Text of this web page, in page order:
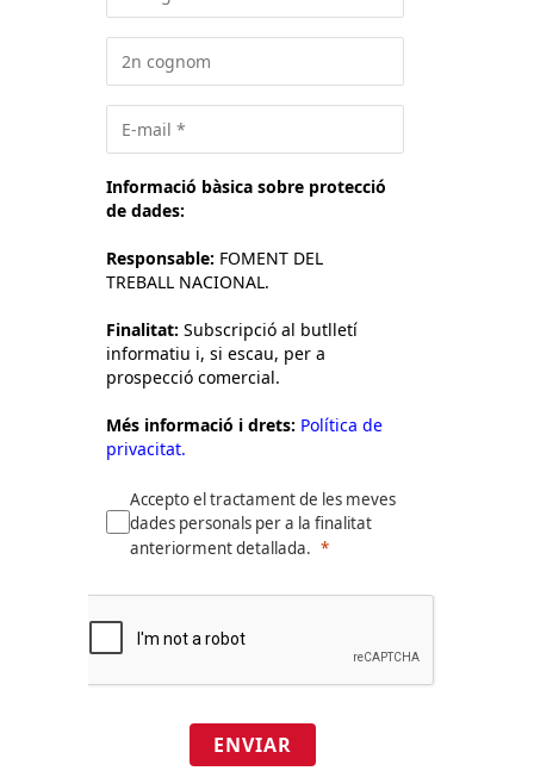
Informació bàsica sobre protecció
de dades:
Responsable: FOMENT DEL
TREBALL NACIONAL.
Finalitat: Subscripció al butlletí
informatiu i, si escau, per a
prospecció comercial.
Més informació i drets: Política de
privacitat.
Accepto el tractament de les meves
dades personals per a la finalitat
anteriorment detallada.
ENVIAR